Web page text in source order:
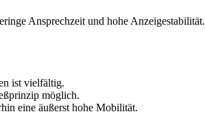
Ansprechzeit und hohe Anzeigestabilität.
ist vielfältig.
möglich.
eine äußerst hohe Mobilität.